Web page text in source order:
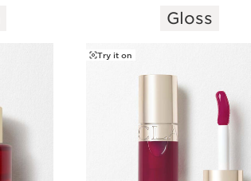
Gloss
Try it on